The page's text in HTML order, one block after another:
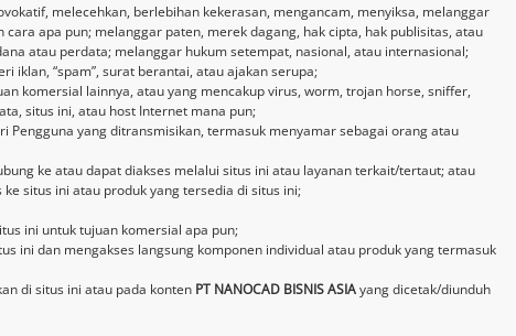
melecehkan, berlebihan kekerasan, mengancam, menyiksa, melanggar
apa pun; melanggar paten, merek dagang, hak cipta, hak publisitas, atau
atau perdata; melanggar hukum setempat, nasional, atau internasional;
iklan, “spam”, surat berantai, atau ajakan serupa;
komersial lainnya, atau yang mencakup virus, worm, trojan horse, sniffer,
situs ini, atau host Internet mana pun;
yang ditransmisikan, termasuk menyamar sebagai orang atau
ke atau dapat diakses melalui situs ini atau layanan terkait/tertaut; atau
situs ini atau produk yang tersedia di situs ini;
ini untuk tujuan komersial apa pun;
ini dan mengakses langsung komponen individual atau produk yang termasuk
di situs ini atau pada konten PT NANOCAD BISNIS ASIAyang dicetak/diunduh